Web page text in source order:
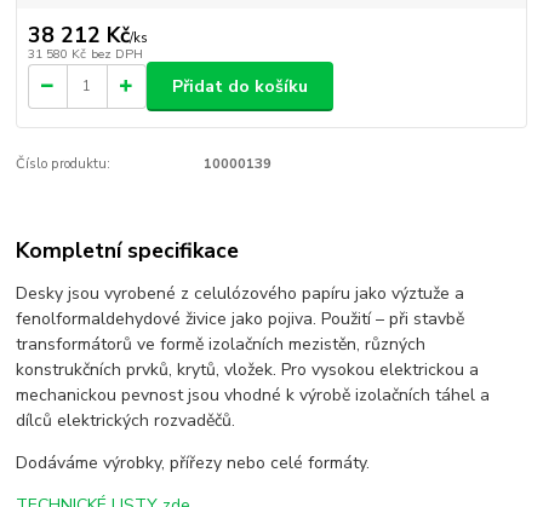
38 212 Kč/ks
31 580 Kč bez DPH
Přidat do košíku
Číslo produktu: 10000139
Kompletní specifikace
Desky jsou vyrobené z celulózového papíru jako výztuže a
fenolformaldehydové živice jako pojiva. Použití – při stavbě
transformátorů ve formě izolačních mezistěn, různých
konstrukčních prvků, krytů, vložek. Pro vysokou elektrickou a
mechanickou pevnost jsou vhodné k výrobě izolačních táhel a
dílců elektrických rozvaděčů.
Dodáváme výrobky, přířezy nebo celé formáty.